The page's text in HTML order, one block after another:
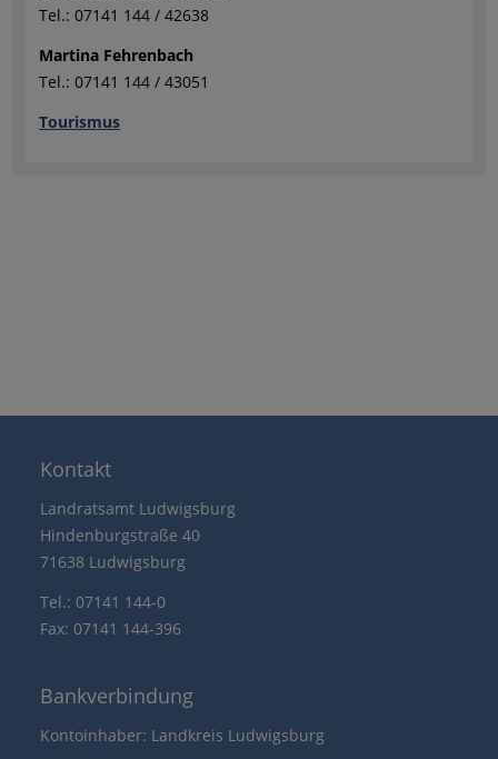
Tel.: 07141 144 / 42638
Martina Fehrenbach
Tel.: 07141 144 / 43051
Tourismus
Kontakt
Landratsamt Ludwigsburg
Hindenburgstraße 40
71638 Ludwigsburg
Tel.: 07141 144-0
Fax: 07141 144-396
Bankverbindung
Kontoinhaber: Landkreis Ludwigsburg